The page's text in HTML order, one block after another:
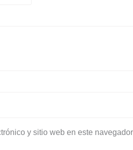
y sitio web en este